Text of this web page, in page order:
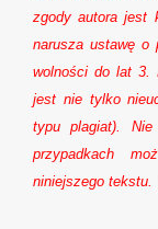
zgody autora jest
narusza ustawę o
wolności do lat 3.
jest nie tylko
typu plagiat). Nie
przypadkach
niniejszego tekstu.